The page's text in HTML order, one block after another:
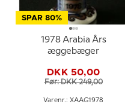
SPAR 80%
1978 Arabia Års
æggebæger
DKK 50,00
Før: DKK 249,00
Varenr.: XAAG1978